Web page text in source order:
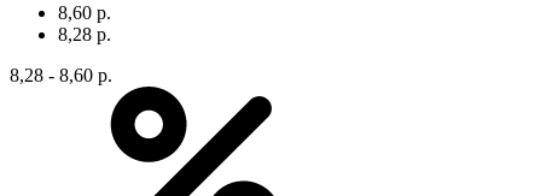
8,60 р.
8,28 р.
8,28 - 8,60 р.